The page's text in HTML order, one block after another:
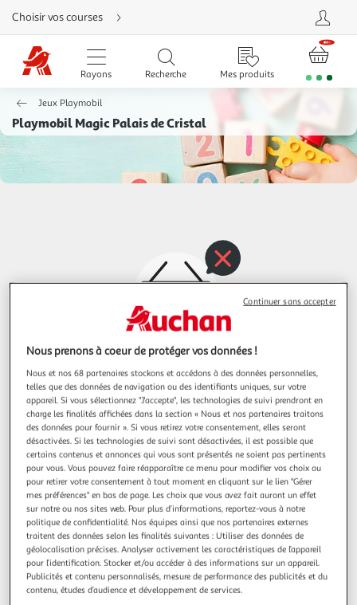
Aller
directement
au
contenu
Aller
directement
Aller
directement
à
la
Choisir vos courses
Rayons Recherche Mes produits
Jeux Playmobil
Playmobil Magic Palais de Cristal
Oups, les produits de la catégorie
Playmobil Magic Palais de Cristalviennent
de filer...
Nous vous invitons à lancer une autre recherche...
... ou à trouver votre bonheur dans nos
rayons
Nous prenons à coeur de protéger vos données !
Nous et nos 68 partenaires stockons et accédons à des données personnelles,
telles que des données de navigation ou des identifiants uniques, sur votre
appareil. Si vous sélectionnez "J'accepte", les technologies de suivi prendront en
charge les finalités affichées dans la section « Nous et nos partenaires traitons
des données pour fournir ». Si vous retirez votre consentement, elles seront
désactivées. Si les technologies de suivi sont désactivées, il est possible que
certains contenus et annonces qui vous sont présentés ne soient pas pertinents
pour vous. Vous pouvez faire réapparaître ce menu pour modifier vos choix ou
pour retirer votre consentement à tout moment en cliquant sur le lien "Gérer
mes préférences" en bas de page. Les choix que vous avez fait auront un effet
sur notre ou nos sites web. Pour plus d’informations, reportez-vous à notre
politique de confidentialité. Nos équipes ainsi que nos partenaires externes
traitent des données selon les finalités suivantes : Utiliser des données de
géolocalisation précises. Analyser activement les caractéristiques de l’appareil
pour l’identification. Stocker et/ou accéder à des informations sur un appareil.
Publicités et contenu personnalisés, mesure de performance des publicités et du
contenu, études d’audience et développement de services.
Continuer sans accepter